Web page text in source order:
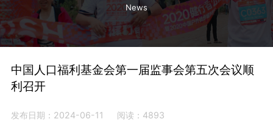
News
中国人口福利基金会第一届监事会第五次会议顺
利召开
发布日期：2024-06-11 阅读：4893